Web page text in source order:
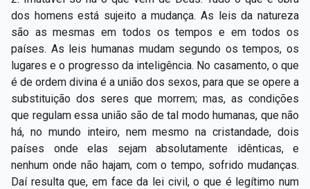
Capítulo XVIII — Muitos os chamados, poucos os
escolhidos
▸
Capítulo XIX — A fé transporta montanhas ▸
Capítulo XX — Os trabalhadores da última hora ▸
Capítulo XXI — Haverá falsos cristos e falsos
profetas
▸
Capítulo XXII — Não separareis o que Deus juntou ▸
Capítulo XXIII — Estranha moral ▸
dos homens está sujeito a mudança. As leis da natureza
são as mesmas em todos os tempos e em todos os
países. As leis humanas mudam segundo os tempos, os
lugares e o progresso da inteligência. No casamento, o que
é de ordem divina é a união dos sexos, para que se opere a
substituição dos seres que morrem; mas, as condições
que regulam essa união são de tal modo humanas, que não
há, no mundo inteiro, nem mesmo na cristandade, dois
países onde elas sejam absolutamente idênticas, e
nenhum onde não hajam, com o tempo, sofrido mudanças.
Daí resulta que, em face da lei civil, o que é legítimo num